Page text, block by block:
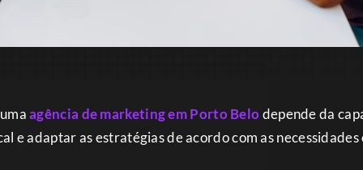
agência de marketing em Porto Belodepende da
e adaptar as estratégias de acordo com as necessidades